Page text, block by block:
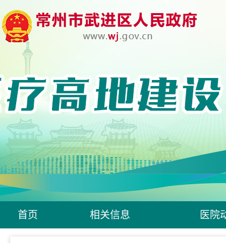
首页 相关信息 医院